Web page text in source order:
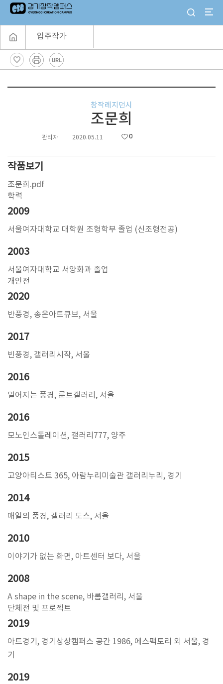
입주작가
창작레지던시
조문희
관리자 2020.05.11 0
작품보기
조문희.pdf
학력
2009
서울여자대학교 대학원 조형학부 졸업 (신조형전공)
2003
서울여자대학교 서양화과 졸업
개인전
2020
반풍경, 송은아트큐브, 서울
2017
빈풍경, 갤러리시작, 서울
2016
멀어지는 풍경, 룬트갤러리, 서울
2016
모노인스톨레이션, 갤러리777, 양주
2015
고양아티스트 365, 아람누리미술관 갤러리누리, 경기
2014
매일의 풍경, 갤러리 도스, 서울
2010
이야기가 없는 화면, 아트센터 보다, 서울
2008
A shape in the scene, 바롬갤러리, 서울
단체전 및 프로젝트
2019
아트경기, 경기상상캠퍼스 공간 1986, 에스팩토리 외 서울, 경
기
2019